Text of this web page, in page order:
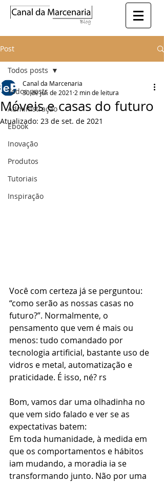
Post
Todos posts
Administração
Ebook
Inovação
Produtos
Tutoriais
Inspiração
Todos posts
Móveis e casas do futuro
Canal da Marcenaria
30 de jul. de 2021 2 min de leitura
Atualizado: 23 de set. de 2021
Você com certeza já se perguntou:
“como serão as nossas casas no
futuro?”. Normalmente, o
pensamento que vem é mais ou
menos: tudo comandado por
tecnologia artificial, bastante uso de
vidros e metal, automatização e
praticidade. É isso, né? rs
Bom, vamos dar uma olhadinha no
que vem sido falado e ver se as
expectativas batem:
Em toda humanidade, à medida em
que os comportamentos e hábitos
iam mudando, a moradia ia se
transformando junto. Não por uma